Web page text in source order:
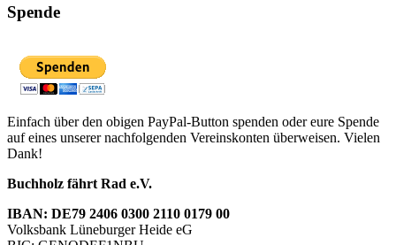
Spende
Einfach über den obigen PayPal-Button spenden oder eure Spende
auf eines unserer nachfolgenden Vereinskonten überweisen. Vielen
Dank!
Buchholz fährt Rad e.V.
IBAN: DE79 2406 0300 2110 0179 00
Volksbank Lüneburger Heide eG